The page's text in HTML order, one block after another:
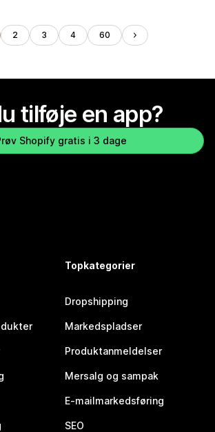
2 3 4 60
tilføje en app?
Shopify gratis i 3 dage
Topkategorier
Dropshipping
Markedspladser
Produktanmeldelser
Mersalg og sampak
E-mailmarkedsføring
SEO